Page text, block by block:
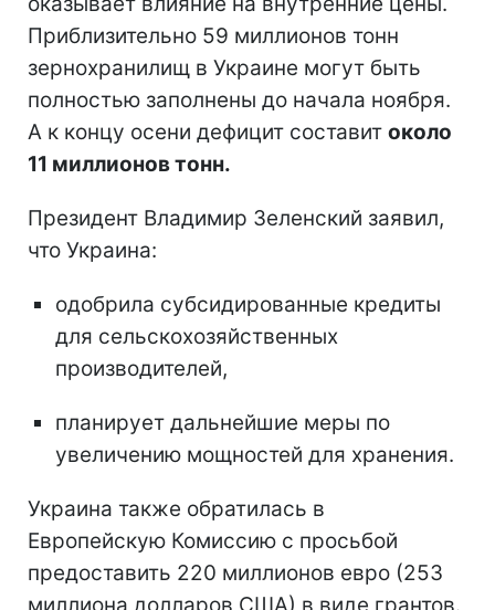
Приблизительно 59 миллионов тонн
зернохранилищ в Украине могут быть
полностью заполнены до начала ноября.
А к концу осени дефицит составит около
11 миллионов тонн.
Президент Владимир Зеленский заявил,
что Украина:
одобрила субсидированные кредиты
для сельскохозяйственных
производителей,
планирует дальнейшие меры по
увеличению мощностей для хранения.
Украина также обратилась в
Европейскую Комиссию с просьбой
предоставить 220 миллионов евро (253
миллиона долларов США) в виде грантов.